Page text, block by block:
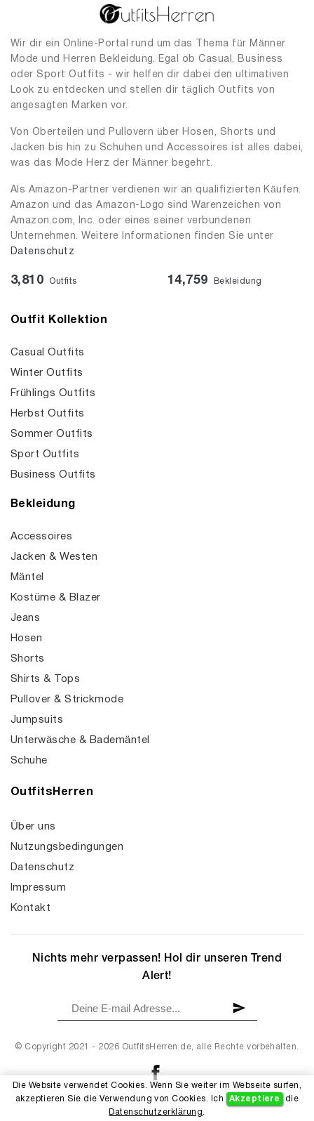
Wir dir ein Online-Portal rund um das Thema für Männer
Mode und Herren Bekleidung. Egal ob Casual, Business
oder Sport Outfits - wir helfen dir dabei den ultimativen
Look zu entdecken und stellen dir täglich Outfits von
angesagten Marken vor.
Von Oberteilen und Pullovern über Hosen, Shorts und
Jacken bis hin zu Schuhen und Accessoires ist alles dabei,
was das Mode Herz der Männer begehrt.
Als Amazon-Partner verdienen wir an qualifizierten Käufen.
Amazon und das Amazon-Logo sind Warenzeichen von
Amazon.com, Inc. oder eines seiner verbundenen
Unternehmen. Weitere Informationen finden Sie unter
Datenschutz
3,810 Outfits 14,759 Bekleidung
Outfit Kollektion
Casual Outfits
Winter Outfits
Frühlings Outfits
Herbst Outfits
Sommer Outfits
Sport Outfits
Business Outfits
Bekleidung
Accessoires
Jacken & Westen
Mäntel
Kostüme & Blazer
Jeans
Hosen
Shorts
Shirts & Tops
Pullover & Strickmode
Jumpsuits
Unterwäsche & Bademäntel
Schuhe
OutfitsHerren
Über uns
Nutzungsbedingungen
Datenschutz
Impressum
Kontakt
© Copyright 2021 - 2026 OutfitsHerren.de, alle Rechte vorbehalten.
Nichts mehr verpassen! Hol dir unseren Trend
Alert!
Die Website verwendet Cookies. Wenn Sie weiter im Webseite surfen,
akzeptieren Sie die Verwendung von Cookies. Ich
Akzeptiere
die
Datenschutzerklärung